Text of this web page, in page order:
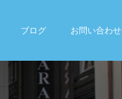
ブログ お問い合わせ